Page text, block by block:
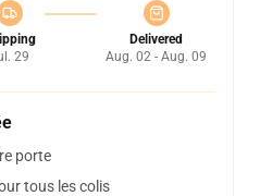
29
Delivered
Aug. 02 - Aug. 09
porte
tous les colis